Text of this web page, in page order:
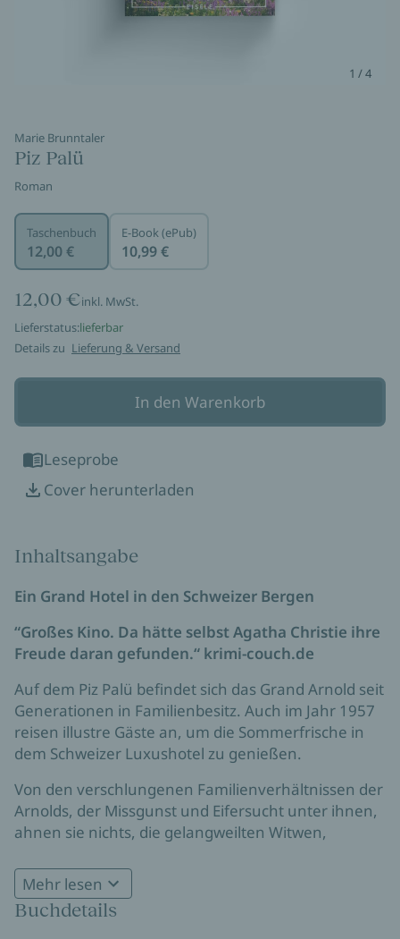
1 / 4
Marie Brunntaler
Piz Palü
Roman
Taschenbuch
12,00 €
E-Book (ePub)
10,99 €
12,00 €inkl. MwSt.
Lieferstatus:lieferbar
Details zu Lieferung & Versand
In den Warenkorb
Leseprobe
Cover herunterladen
Inhaltsangabe
Ein Grand Hotel in den Schweizer Bergen
“Großes Kino. Da hätte selbst Agatha Christie ihre
Freude daran gefunden.“ krimi-couch.de
Auf dem Piz Palü befindet sich das Grand Arnold seit
Generationen in Familienbesitz. Auch im Jahr 1957
reisen illustre Gäste an, um die Sommerfrische in
dem Schweizer Luxushotel zu genießen.
Von den verschlungenen Familienverhältnissen der
Arnolds, der Missgunst und Eifersucht unter ihnen,
ahnen sie nichts, die gelangweilten Witwen,
und Prominente wie der Filmstar O.W. Fischer, der
seinem Ruhm entfliehen will, aber schnell wieder
vom Rummel um seine Person eingeholt wird.
Mehr lesen
Buchdetails